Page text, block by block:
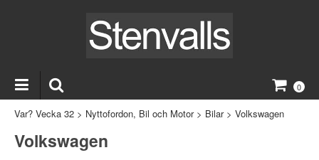
0
Var? Vecka 32 > Nyttofordon, Bil och Motor> Bilar> Volkswagen
Volkswagen